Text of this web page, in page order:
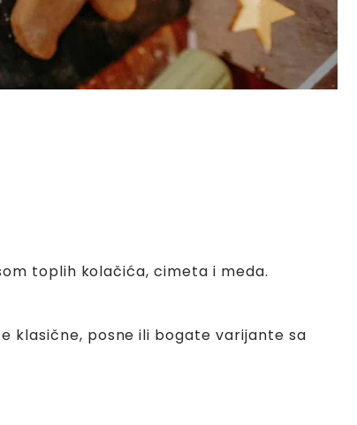
toplih kolačića, cimeta i meda.
klasične, posne ili bogate varijante sa